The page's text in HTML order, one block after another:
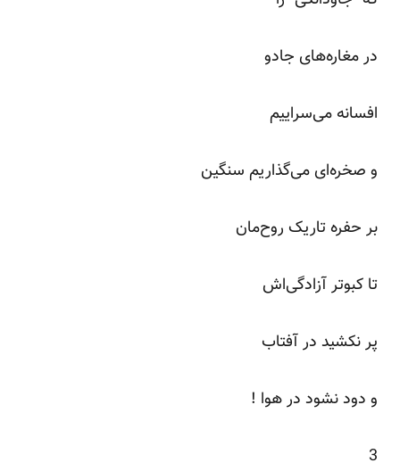
در مغاره‌های جادو
افسانه می‌سراییم
و صخره‌ای می‌گذاریم سنگین
بر حفره تاریک روح‌مان
تا کبوتر آزادگی‌اش
پر نکشید در آفتاب
و دود نشود در هوا !
3